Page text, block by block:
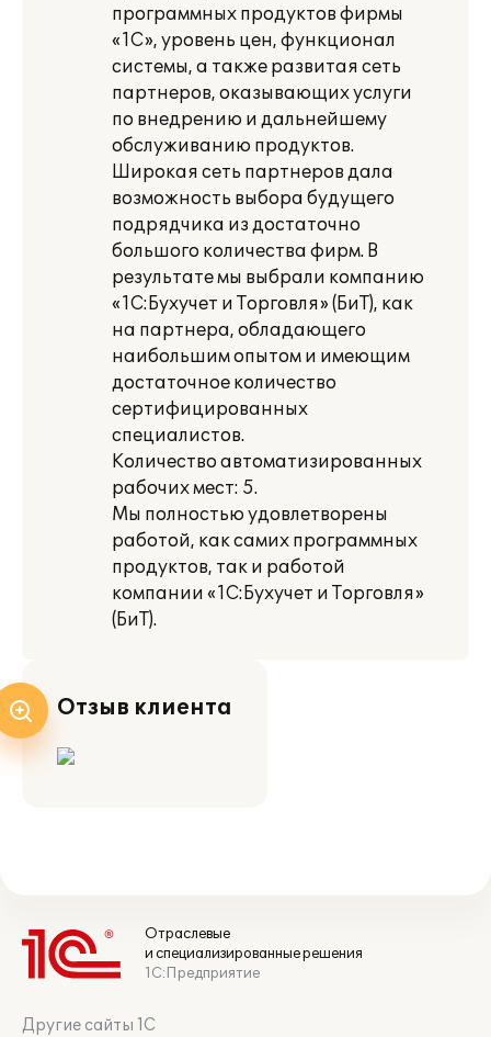
программных продуктов фирмы
«1С», уровень цен, функционал
системы, а также развитая сеть
партнеров, оказывающих услуги
по внедрению и дальнейшему
обслуживанию продуктов.
Широкая сеть партнеров дала
возможность выбора будущего
подрядчика из достаточно
большого количества фирм. В
результате мы выбрали компанию
«1С:Бухучет и Торговля» (БиТ), как
на партнера, обладающего
наибольшим опытом и имеющим
достаточное количество
сертифицированных
специалистов.
Количество автоматизированных
рабочих мест: 5.
Мы полностью удовлетворены
работой, как самих программных
продуктов, так и работой
компании «1С:Бухучет и Торговля»
(БиТ).
Отзыв клиента
Отраслевые
и специализированные решения
1С:Предприятие
Другие сайты 1С